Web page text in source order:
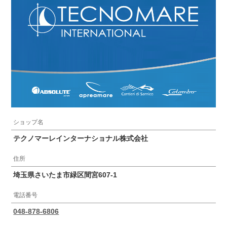
ショップ名
テクノマーレインターナショナル株式会社
住所
埼玉県さいたま市緑区間宮607-1
電話番号
048-878-6806